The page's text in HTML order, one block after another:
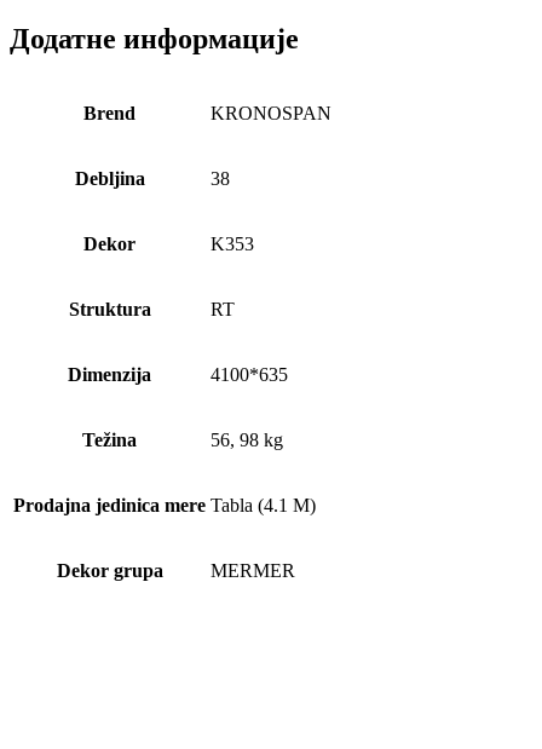
Додатне информације
Brend KRONOSPAN
Debljina 38
Dekor K353
Struktura RT
Dimenzija 4100*635
Težina 56, 98 kg
Prodajna jedinica mere Tabla (4.1 M)
Dekor grupa MERMER